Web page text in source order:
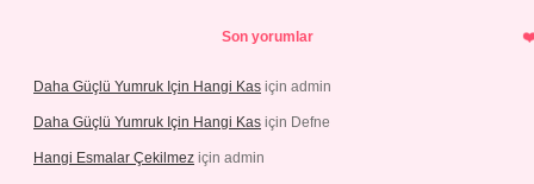
Son yorumlar
Daha Güçlü Yumruk Için Hangi Kas için admin
Daha Güçlü Yumruk Için Hangi Kas için Defne
Hangi Esmalar Çekilmez için admin